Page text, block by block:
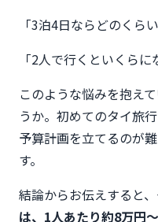
「3泊4日ならどのくら
「2人で行くといくらに
このような悩みを抱え
うか。初めてのタイ旅
予算計画を立てるのが
す。
結論からお伝えすると、
は、1人あたり約8万円